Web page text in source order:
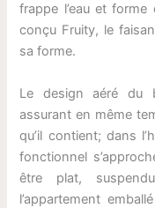
frappe l’eau et
conçu Fruity, le
sa forme.
Le design aéré du
assurant en même
qu’il contient; dans
fonctionnel
être plat,
l’appartement